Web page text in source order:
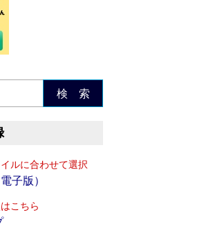
検 索
ルに合わせて選択
子版）
こちら